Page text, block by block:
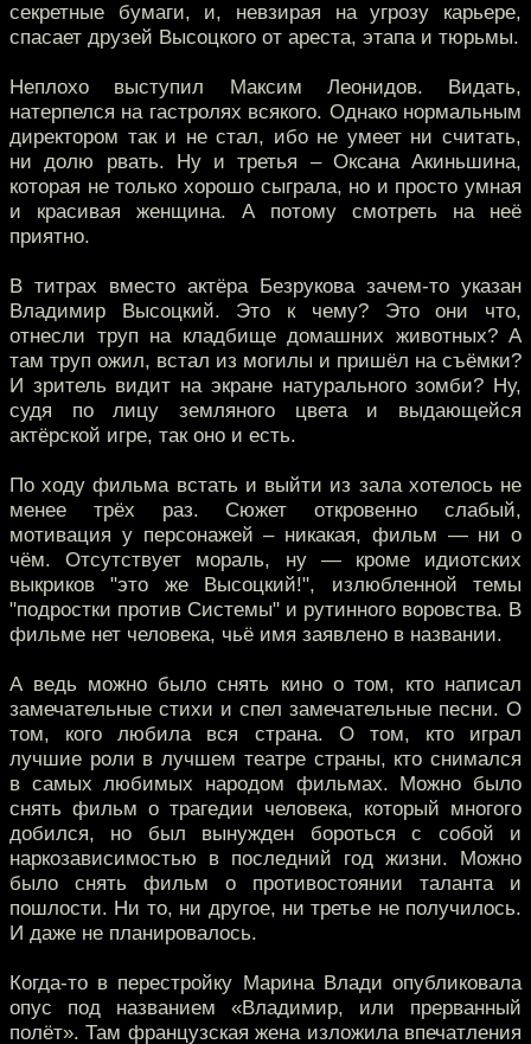
секретные бумаги, и, невзирая на угрозу карьере,
спасает друзей Высоцкого от ареста, этапа и тюрьмы.
Неплохо выступил Максим Леонидов. Видать,
натерпелся на гастролях всякого. Однако нормальным
директором так и не стал, ибо не умеет ни считать,
ни долю рвать. Ну и третья – Оксана Акиньшина,
которая не только хорошо сыграла, но и просто умная
и красивая женщина. А потому смотреть на неё
приятно.
В титрах вместо актёра Безрукова зачем-то указан
Владимир Высоцкий. Это к чему? Это они что,
отнесли труп на кладбище домашних животных? А
там труп ожил, встал из могилы и пришёл на съёмки?
И зритель видит на экране натурального зомби? Ну,
судя по лицу земляного цвета и выдающейся
актёрской игре, так оно и есть.
По ходу фильма встать и выйти из зала хотелось не
менее трёх раз. Сюжет откровенно слабый,
мотивация у персонажей – никакая, фильм — ни о
чём. Отсутствует мораль, ну — кроме идиотских
выкриков "это же Высоцкий!", излюбленной темы
"подростки против Системы" и рутинного воровства. В
фильме нет человека, чьё имя заявлено в названии.
А ведь можно было снять кино о том, кто написал
замечательные стихи и спел замечательные песни. О
том, кого любила вся страна. О том, кто играл
лучшие роли в лучшем театре страны, кто снимался
в самых любимых народом фильмах. Можно было
снять фильм о трагедии человека, который многого
добился, но был вынужден бороться с собой и
наркозависимостью в последний год жизни. Можно
было снять фильм о противостоянии таланта и
пошлости. Ни то, ни другое, ни третье не получилось.
И даже не планировалось.
Когда-то в перестройку Марина Влади опубликовала
опус под названием «Владимир, или прерванный
полёт». Там французская жена изложила впечатления